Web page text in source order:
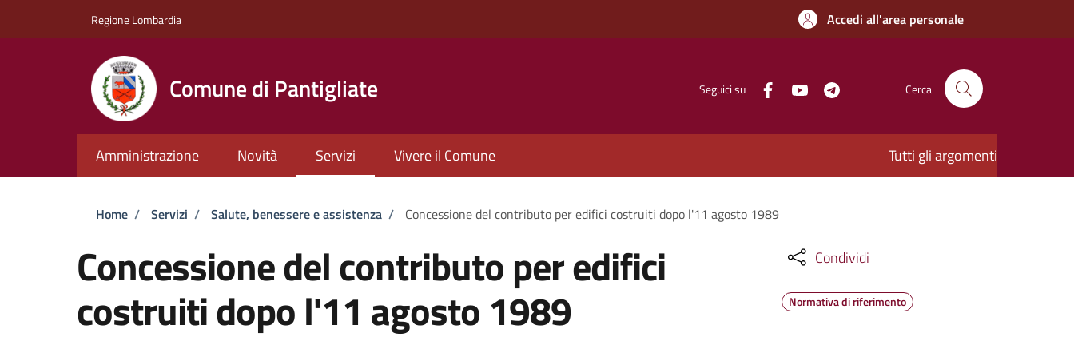
Regione Lombardia Accedi all'area personale
Comune di Pantigliate Seguici su Cerca
Amministrazione Novità Servizi Vivere il Comune Tutti gli argomenti
Briciole di pane
Home / Servizi / Salute, benessere e assistenza / Concessione del contributo per edifici costruiti dopo l'11 agosto 1989
Concessione del contributo per edifici
costruiti dopo l'11 agosto 1989
Condividi
Normativa di riferimento